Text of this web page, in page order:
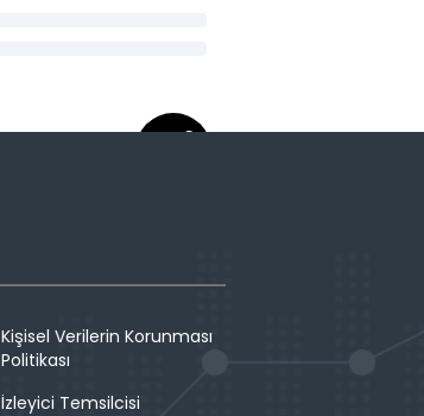
Kişisel Verilerin Korunması
Politikası
İzleyici Temsilcisi